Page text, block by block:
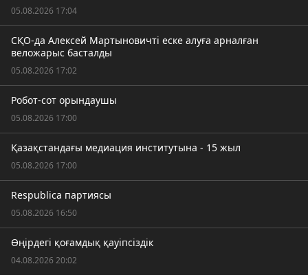
05.08.2026 17:04
СҚО-да Алексей Мартыновичті еске алуға арналған
веложарыс басталды
05.08.2026 17:02
Робот-сот орындаушы
05.08.2026 17:00
Қазақстандағы медиация институтына - 15 жыл
05.08.2026 17:00
Respublica партиясы
05.08.2026 16:50
Өңірдегі қоғамдық қауіпсіздік
04.08.2026 20:02